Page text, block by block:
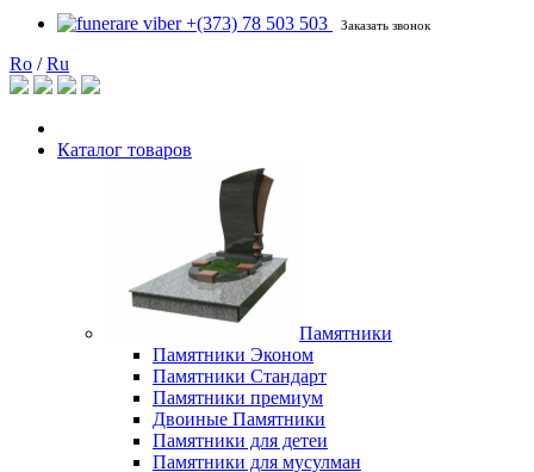
+(373) 78 503 503
Заказать звонок
Ro /Ru
Каталог товаров
Памятники
Памятники Эконом
Памятники Стандарт
Памятники премиум
Двоиные Памятники
Памятники для детеи
Памятники для мусулман